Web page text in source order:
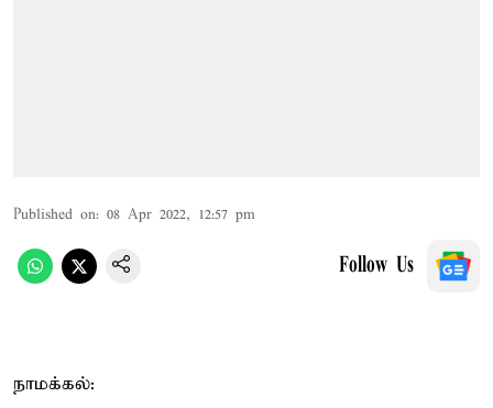
Published on: 08 Apr 2022, 12:57 pm
Follow Us
நாமக்கல்: